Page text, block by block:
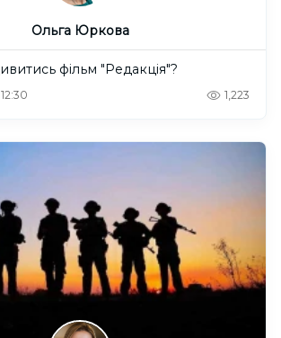
Ольга Юркова
фільм "Редакція"?
1,223